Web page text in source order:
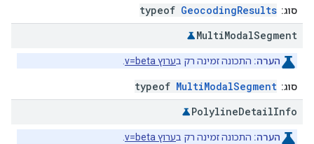
סוג: typeof GeocodingResults
MultiModalSegment
הערה: התכונה זמינה רק בערוץ v=beta .
סוג: typeof MultiModalSegment
PolylineDetailInfo
הערה: התכונה זמינה רק בערוץ v=beta .